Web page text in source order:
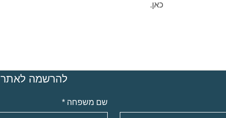
כאן.
להרשמה לאתר
שם משפחה *